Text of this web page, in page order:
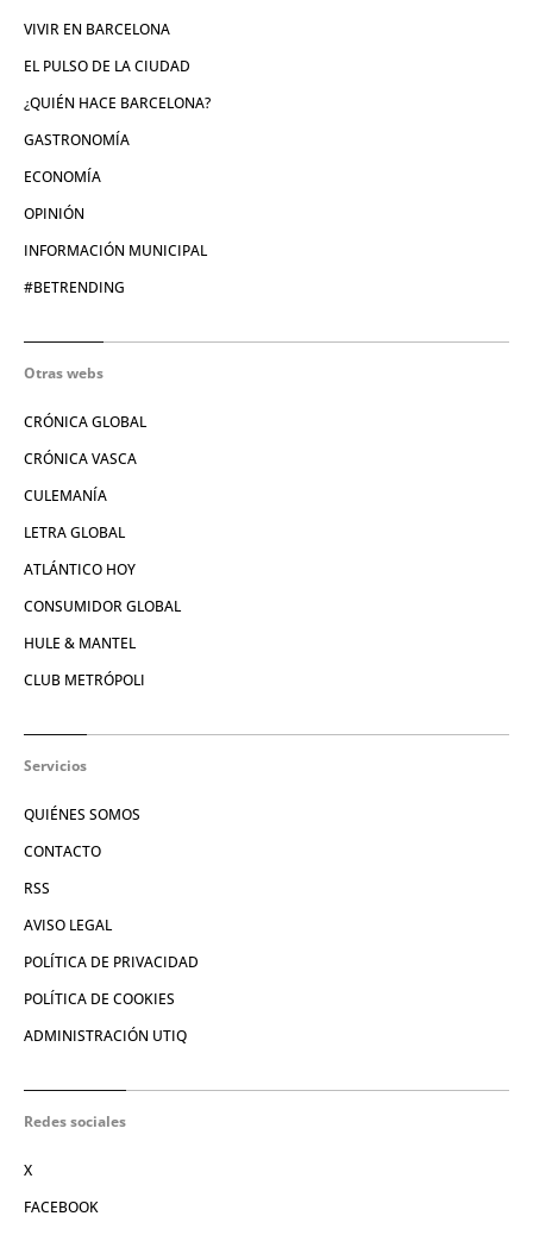
VIVIR EN BARCELONA
EL PULSO DE LA CIUDAD
¿QUIÉN HACE BARCELONA?
GASTRONOMÍA
ECONOMÍA
OPINIÓN
INFORMACIÓN MUNICIPAL
#BETRENDING
Otras webs
CRÓNICA GLOBAL
CRÓNICA VASCA
CULEMANÍA
LETRA GLOBAL
ATLÁNTICO HOY
CONSUMIDOR GLOBAL
HULE & MANTEL
CLUB METRÓPOLI
Servicios
QUIÉNES SOMOS
CONTACTO
RSS
AVISO LEGAL
POLÍTICA DE PRIVACIDAD
POLÍTICA DE COOKIES
ADMINISTRACIÓN UTIQ
Redes sociales
X
FACEBOOK